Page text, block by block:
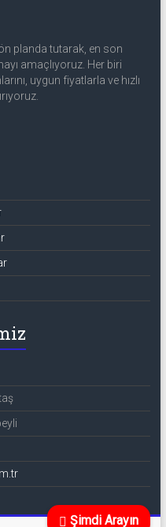
planda tutarak, en son
amaçlıyoruz. Her biri
uygun fiyatlarla ve hızlı
Şimdi Arayın